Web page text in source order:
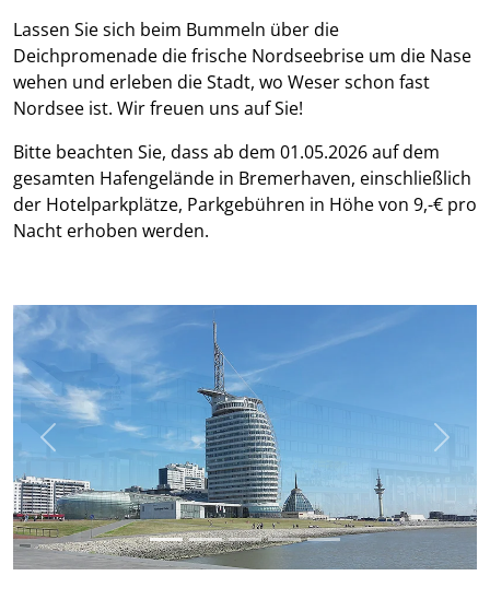
Lassen Sie sich beim Bummeln über die
Deichpromenade die frische Nordseebrise um die Nase
wehen und erleben die Stadt, wo Weser schon fast
Nordsee ist. Wir freuen uns auf Sie!
Bitte beachten Sie, dass ab dem 01.05.2026 auf dem
gesamten Hafengelände in Bremerhaven, einschließlich
der Hotelparkplätze, Parkgebühren in Höhe von 9,-€ pro
Nacht erhoben werden.
Previous Next